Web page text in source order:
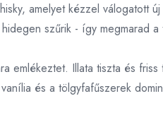
amelyet kézzel válogatott
szűrik - így megmarad
emlékeztet. Illata tiszta és
és a tölgyfafűszerek